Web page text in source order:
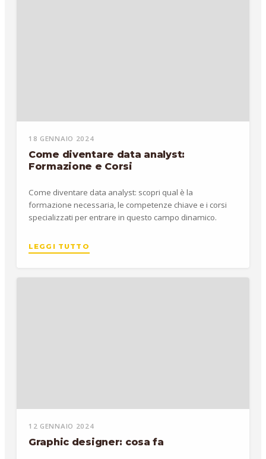
18 GENNAIO 2024
Come diventare data analyst:
Formazione e Corsi
Come diventare data analyst: scopri qual è la
formazione necessaria, le competenze chiave e i corsi
specializzati per entrare in questo campo dinamico.
LEGGI TUTTO
12 GENNAIO 2024
Graphic designer: cosa fa